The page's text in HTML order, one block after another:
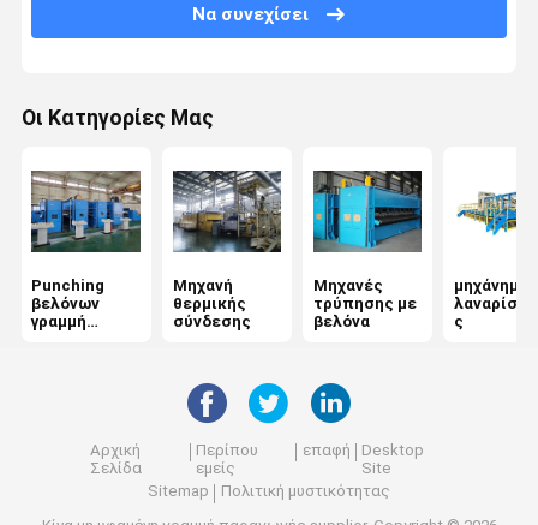
Μηχανή μη υφαντικής χημικής σύνδεσης
Να συνεχίσει
Οι Κατηγορίες Μας
Punching
βελόνων
γραμμή
Μηχανή
θερμικής
σύνδεσης
Μηχανές
τρύπησης με
βελόνα
μηχάνημα
ς
Αρχική
Σελίδα
Περίπου
εμείς
επαφή
Desktop
Site
Sitemap
Πολιτική μυστικότητας